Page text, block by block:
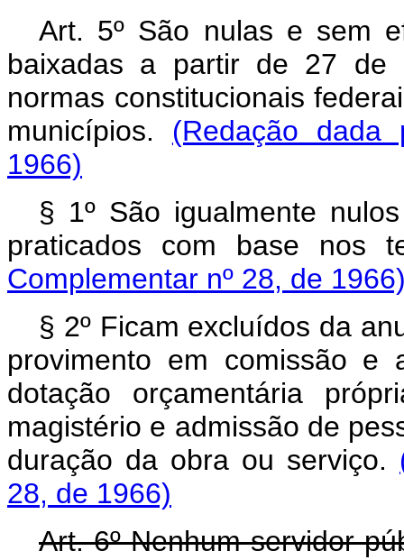
Art. 5º São nulas e sem
baixadas a partir de 27 de
normas constitucionais
municípios. (Redação dada
1966)
§ 1º São igualmente
praticados com base nos
Complementar nº 28, de
§ 2º Ficam excluídos da
provimento em comissão e
dotação orçamentária
magistério e admissão de
duração da obra ou serviço.
28, de 1966)
Art. 6º Nenhum servidor